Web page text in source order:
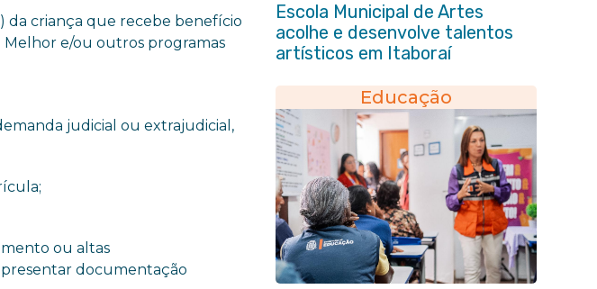
da criança que recebe benefício
Melhor e/ou outros programas
judicial ou extrajudicial,
ou altas
documentação
Escola Municipal de Artes
acolhe e desenvolve talentos
artísticos em Itaboraí
Educação